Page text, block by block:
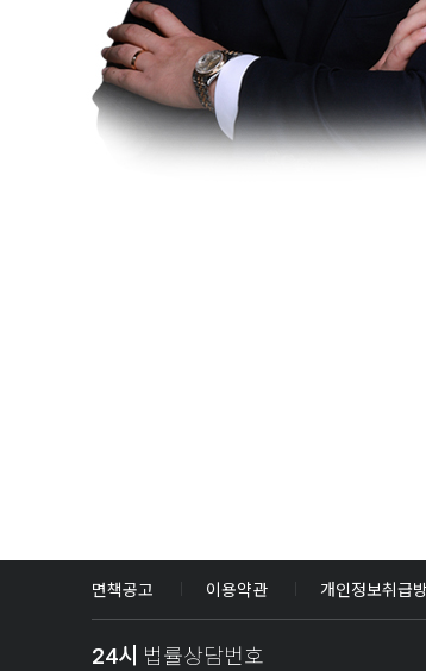
면책공고 이용약관 개인정보취급
24시 법률상담번호